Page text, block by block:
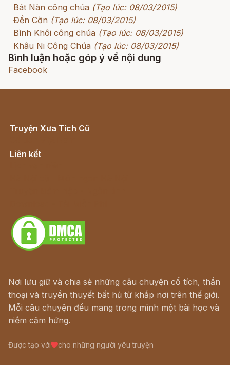
Bát Nàn công chúa (Tạo lúc: 08/03/2015)
Đền Cờn (Tạo lúc: 08/03/2015)
Bình Khôi công chúa (Tạo lúc: 08/03/2015)
Khâu Ni Công Chúa (Tạo lúc: 08/03/2015)
Bình luận hoặc góp ý về nội dung
Facebook
Truyện Xưa Tích Cũ
Liên kết
Nơi lưu giữ và chia sẻ những câu chuyện cổ tích, thần
thoại và truyền thuyết bất hủ từ khắp nơi trên thế giới.
Mỗi câu chuyện đều mang trong mình một bài học và
niềm cảm hứng.
Được tạo với cho những người yêu truyện